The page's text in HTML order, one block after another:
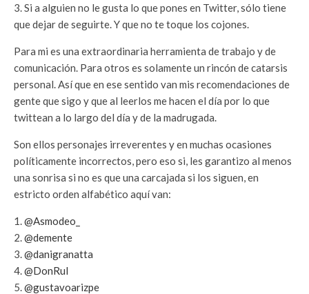
3. Si a alguien no le gusta lo que pones en Twitter, sólo tiene
que dejar de seguirte. Y que no te toque los cojones.
Para mi es una extraordinaria herramienta de trabajo y de
comunicación. Para otros es solamente un rincón de catarsis
personal. Así que en ese sentido van mis recomendaciones de
gente que sigo y que al leerlos me hacen el día por lo que
twittean a lo largo del día y de la madrugada.
Son ellos personajes irreverentes y en muchas ocasiones
políticamente incorrectos, pero eso si, les garantizo al menos
una sonrisa si no es que una carcajada si los siguen, en
estricto orden alfabético aquí van:
@Asmodeo_
@demente
@danigranatta
@DonRul
@gustavoarizpe